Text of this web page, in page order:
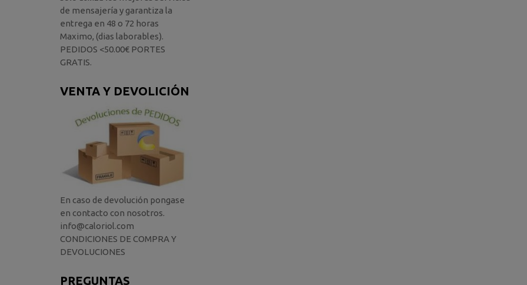
de mensajería y garantiza la
entrega en 48 o 72 horas
Maximo, (dias laborables).
PEDIDOS <50.00€ PORTES
GRATIS.
VENTA Y DEVOLICIÓN
En caso de devolución pongase
en contacto con nosotros.
info@caloriol.com
CONDICIONES DE COMPRA Y
DEVOLUCIONES
PREGUNTAS